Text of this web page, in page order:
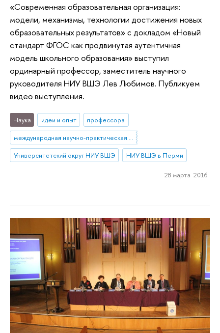
«Современная образовательная организация:
модели, механизмы, технологии до­стижения новых
образовательных результатов» с докладом «Новый
стандарт ФГОС как продвинутая аутентичная
модель школьного образования» выступил
ординарный профессор, заместитель научного
руководителя НИУ ВШЭ Лев Любимов. Публикуем
видео выступления.
Наука идеи и опыт
профессора
международная научно-практическая конференция
Университетский округ НИУ ВШЭ
НИУ ВШЭ в Перми
28 марта 2016